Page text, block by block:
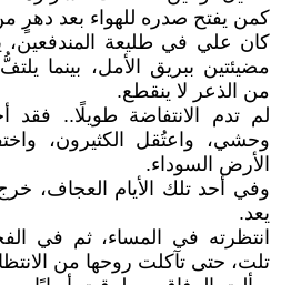
كمن يفتح صدره للهواء بعد دهرٍ
كان علي في طليعة المندفعين،
مضيئتين ببريق الأمل، بينما
من الذعر لا ينقطع.
لم تدم الانتفاضة طويلًا.. فقد
وحشي، واعتُقل الكثيرون،
الأرض السوداء.
وفي أحد تلك الأيام العجاف،
يعد.
انتظرته في المساء، ثم في
تلت، حتى تآكلت روحها من